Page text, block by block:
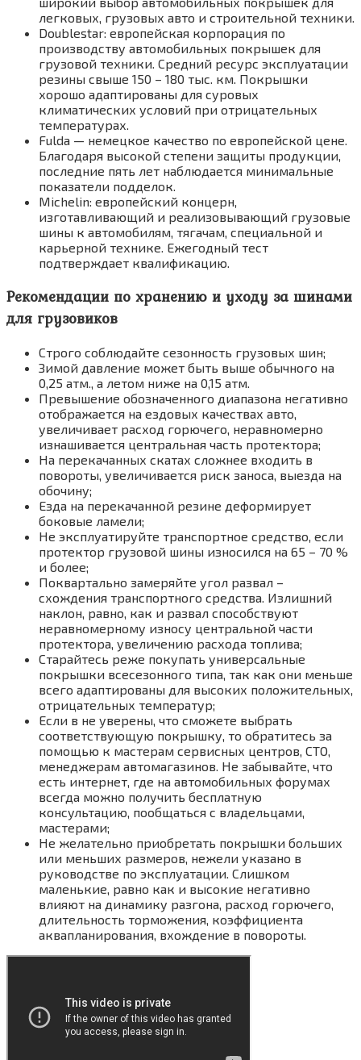
легковых, грузовых авто и строительной техники.
Doublestar: европейская корпорация по
производству автомобильных покрышек для
грузовой техники. Средний ресурс эксплуатации
резины свыше 150 – 180 тыс. км. Покрышки
хорошо адаптированы для суровых
климатических условий при отрицательных
температурах.
Fulda — немецкое качество по европейской цене.
Благодаря высокой степени защиты продукции,
последние пять лет наблюдается минимальные
показатели подделок.
Michelin: европейский концерн,
изготавливающий и реализовывающий грузовые
шины к автомобилям, тягачам, специальной и
карьерной технике. Ежегодный тест
подтверждает квалификацию.
Рекомендации по хранению и уходу за шинами
для грузовиков
Строго соблюдайте сезонность грузовых шин;
Зимой давление может быть выше обычного на
0,25 атм., а летом ниже на 0,15 атм.
Превышение обозначенного диапазона негативно
отображается на ездовых качествах авто,
увеличивает расход горючего, неравномерно
изнашивается центральная часть протектора;
На перекачанных скатах сложнее входить в
повороты, увеличивается риск заноса, выезда на
обочину;
Езда на перекачанной резине деформирует
боковые ламели;
Не эксплуатируйте транспортное средство, если
протектор грузовой шины износился на 65 – 70 %
и более;
Поквартально замеряйте угол развал –
схождения транспортного средства. Излишний
наклон, равно, как и развал способствуют
неравномерному износу центральной части
протектора, увеличению расхода топлива;
Старайтесь реже покупать универсальные
покрышки всесезонного типа, так как они меньше
всего адаптированы для высоких положительных,
отрицательных температур;
Если в не уверены, что сможете выбрать
соответствующую покрышку, то обратитесь за
помощью к мастерам сервисных центров, СТО,
менеджерам автомагазинов. Не забывайте, что
есть интернет, где на автомобильных форумах
всегда можно получить бесплатную
консультацию, пообщаться с владельцами,
мастерами;
Не желательно приобретать покрышки больших
или меньших размеров, нежели указано в
руководстве по эксплуатации. Слишком
маленькие, равно как и высокие негативно
влияют на динамику разгона, расход горючего,
длительность торможения, коэффициента
аквапланирования, вхождение в повороты.